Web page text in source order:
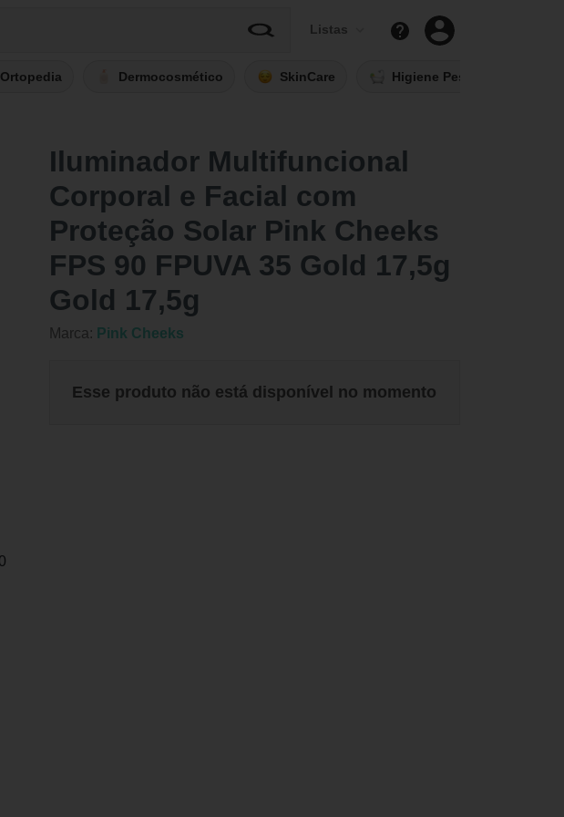
Listas
Ortopedia Dermocosmético SkinCare Higiene Pessoal
Iluminador Multifuncional
Corporal e Facial com
Proteção Solar Pink Cheeks
FPS 90 FPUVA 35 Gold 17,5g
Gold 17,5g
Marca: Pink Cheeks
Esse produto não está disponível no momento